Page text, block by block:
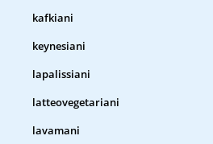
kafkiani
keynesiani
lapalissiani
latteovegetariani
lavamani